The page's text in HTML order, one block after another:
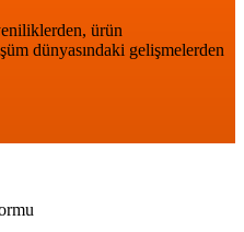
ürün
dünyasındaki gelişmelerden